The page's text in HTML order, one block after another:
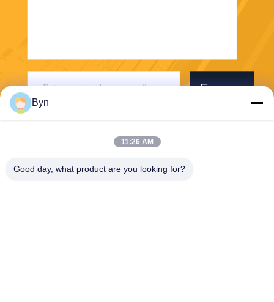
Envoyer
Byn
11:26 AM
Good day, what product are you looking for?